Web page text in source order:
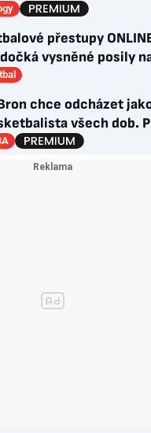
balení
přestupy
vysněné posily
přichází Švéd
chce odcházet
všech dob.